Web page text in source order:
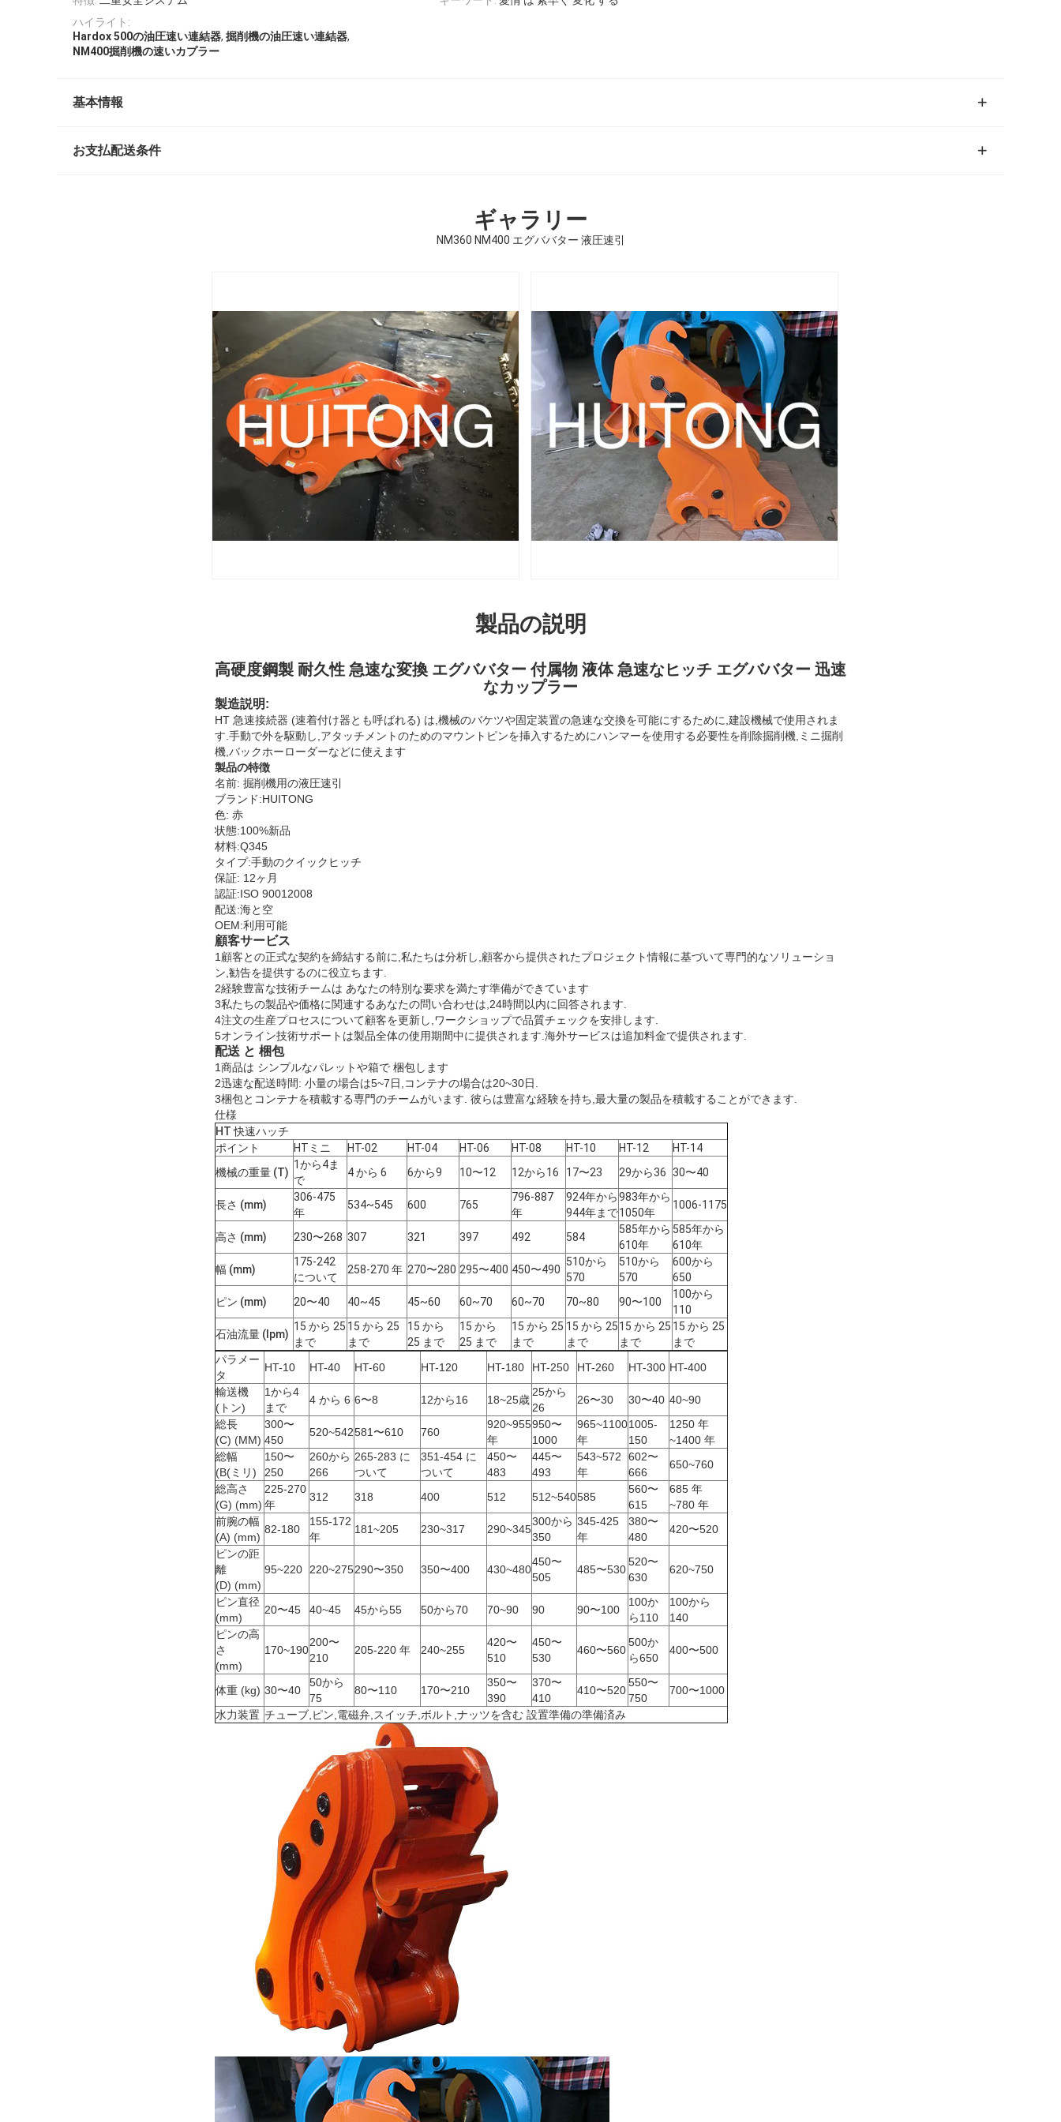
ハイライト:
Hardox 500の油圧速い連結器, 掘削機の油圧速い連結器,
NM400掘削機の速いカプラー
基本情報
お支払配送条件
ギャラリー
NM360 NM400 エグババター 液圧速引
製品の説明
高硬度鋼製 耐久性 急速な変換 エグババター 付属物 液体 急速なヒッチ エグババター 迅速
なカップラー
製造説明:
HT 急速接続器 (速着付け器とも呼ばれる) は,機械のバケツや固定装置の急速な交換を可能にするために,建設機械で使用されま
す.手動で外を駆動し,アタッチメントのためのマウントピンを挿入するためにハンマーを使用する必要性を削除掘削機,ミニ掘削
機,バックホーローダーなどに使えます
製品の特徴
名前: 掘削機用の液圧速引
ブランド:HUITONG
色: 赤
状態:100%新品
材料:Q345
タイプ:手動のクイックヒッチ
保証: 12ヶ月
認証:ISO 90012008
配送:海と空
OEM:利用可能
顧客サービス
1顧客との正式な契約を締結する前に,私たちは分析し,顧客から提供されたプロジェクト情報に基づいて専門的なソリューショ
ン,勧告を提供するのに役立ちます.
2経験豊富な技術チームは あなたの特別な要求を満たす準備ができています
3私たちの製品や価格に関連するあなたの問い合わせは,24時間以内に回答されます.
4注文の生産プロセスについて顧客を更新し,ワークショップで品質チェックを安排します.
5オンライン技術サポートは製品全体の使用期間中に提供されます.海外サービスは追加料金で提供されます.
配送 と 梱包
1商品は シンプルなパレットや箱で 梱包します
2迅速な配送時間: 小量の場合は5~7日,コンテナの場合は20~30日.
3梱包とコンテナを積載する専門のチームがいます. 彼らは豊富な経験を持ち,最大量の製品を積載することができます.
仕様
HT 快速ハッチ
ポイント
HTミニ HT-02 HT-04 HT-06 HT-08 HT-10 HT-12
HT-14
機械の重量 (T)
1から4ま
で
4 から 6 6から9 10〜12 12から16 17〜23 29から36 30〜40
長さ (mm)
306-475
年
534~545 600 765
796-887
年
924年から
944年まで
983年から
1050年
1006-1175
高さ (mm) 230〜268 307 321 397 492 584
585年から
610年
585年から
610年
幅 (mm)
175-242
について
258-270 年 270〜280 295〜400 450〜490
510から
570
510から
570
600から
650
ピン (mm)
20〜40 40~45 45~60 60~70 60~70 70~80 90〜100
100から
110
石油流量 (lpm)
15 から 25
まで
15 から 25
まで
15 から
25 まで
15 から
25 まで
15 から 25
まで
15 から 25
まで
15 から 25
まで
15 から 25
まで
パラメー
タ
HT-10 HT-40 HT-60 HT-120 HT-180 HT-250 HT-260 HT-300 HT-400
輸送機
(トン)
1から4
まで
4 から 6 6〜8 12から16 18~25歳
25から
26
26〜30 30〜40 40~90
総長
(C) (MM)
300〜
450
520~542581〜610 760
920~955
年
950〜
1000
965~1100
年
1005-
150
1250 年
~1400 年
総幅
(B(ミリ)
150〜
250
260から
266
265-283 に
ついて
351-454 に
ついて
450〜
483
445〜
493
543~572
年
602〜
666
650~760
総高さ
(G) (mm)
225-270
年
312 318 400 512 512~540585
560〜
615
685 年
~780 年
前腕の幅
(A) (mm)
82-180
155-172
年
181~205 230~317 290~345
300から
350
345-425
年
380〜
480
420〜520
ピンの距
離
(D) (mm)
95~220 220~275290〜350 350〜400 430~480
450〜
505
485〜530
520〜
630
620~750
ピン直径
(mm)
20〜45 40~45 45から55 50から70 70~90 90 90〜100
100か
ら110
100から
140
ピンの高
さ
(mm)
170~190
200〜
210
205-220 年 240~255
420〜
510
450〜
530
460〜560
500か
ら650
400〜500
体重 (kg) 30〜40
50から
75
80〜110 170〜210
350〜
390
370〜
410
410〜520
550〜
750
700〜1000
水力装置 チューブ,ピン,電磁弁,スイッチ,ボルト,ナッツを含む 設置準備の準備済み